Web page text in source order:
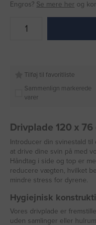
Engros? Se mere her og
Tilføj til favoritliste
Sammenlign markerede
varer
Drivplade 120 x 76
Introducer din svinestald
at drive dine svin på med
Håndtag i side og top er
reducere vægten, hvilket
mindre stress for dyrene.
Hygiejnisk
Vores drivplade er
uden samlinger eller